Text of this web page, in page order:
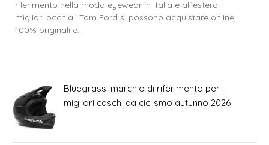
riferimento nella moda eyewear in Italia e all’estero. I
migliori occhiali Tom Ford si possono acquistare online,
100% originali e…
Bluegrass: marchio di riferimento per i
migliori caschi da ciclismo autunno 2026